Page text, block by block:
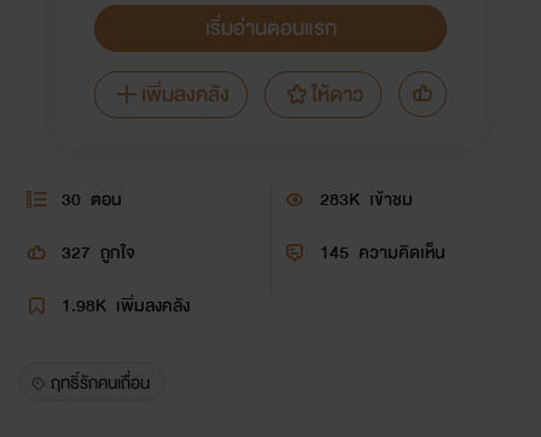
เริ่มอ่านตอนแรก
เพิ่มลงคลัง
ให้ดาว
30 ตอน 283K เข้าชม
327 ถูกใจ 145 ความคิดเห็น
1.98K เพิ่มลงคลัง
ฤทธิ์รักคนเถื่อน